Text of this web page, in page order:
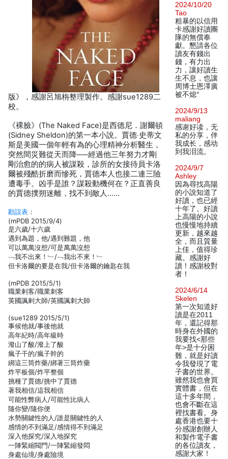
版》，感謝呂旭栴整理製作。感謝sue1289二
校。
《裸臉》(The Naked Face)是西德尼．謝爾頓
(Sidney Sheldon)的第一本小說。賈德‧史蒂文
斯是美國一個年輕有為的心理精神分析醫生，
突然間災難從天而降──經過他三年努力才剛
剛治愈的的病人被謀殺，診所的女接待員卡洛
爾被殘酷折磨而慘死，賈德本人也接二連三險
遭毒手。凶手是誰？謀殺動機何在？正直善良
的賈德撲朔迷離，找不到敵人……
勘誤表 ：
(mPDB 2015/9/4)
是六歲/十六歲
遇到為題，他/遇到難題，他
可以萬萬沒想/可是萬萬沒想
﹁我不出來！﹂/﹁我出不來！﹂
但卡洛爾的要是在我/但卡洛爾的鑰匙在我
(mPDB 2015/5/1)
職業剌客/職業刺客
英國諷剌大師/英國諷刺大師
(sue1289 2015/5/1)
事候他就/事後他就
高年紀時/高年級時
潑山了酸/潑上了酸
瘋子干的/瘋子幹的
綁這三筒炸藥/綁著三筒炸藥
炸平板個/炸平整個
挑種了賈德/挑中了賈德
著我相信/這我相信
可能性弊病人/可能性比病人
隨你變/隨你便
水勢關鍵性的人/誰是關鍵性的人
感情的不到滿足/感情得不到滿足
深入他探究/深入地探究
一陣緊縮閥門/一陣緊縮發悶
身處仙境/身處險境
2024/10/20
Tao
粗暴的以信用
卡感謝好讀團
隊的無償奉
獻。懇請各位
讀友有錢出
錢，有力出
力，讓好讀生
生不息，也讓
周博士恩澤廣
被不熄°
2024/9/13
maliang
感谢好读，无
私的分享，伴
我成长，感动
到我泪流。
2024/9/7
Ashley
因為尋找高陽
的小說知道了
好讀，也已經
十年了。好讀
上高陽的小說
也慢慢地持續
更新，越來越
全，而且質量
上佳，值得珍
藏。感謝好
讀！感謝校對
者！
2024/6/14
Skelen
第一次知道好
讀是在2011
年，還記得那
時身在外國的
我要找<那些
年>是十分困
難，就是好讀
令我發現了電
子書的世界。
雖然我也會買
實體書，但在
這十多年間，
也會不斷在這
裡找書看。身
處香港也要十
分感謝創辦人
和製作電子書
的各位讀友，
感謝大家！